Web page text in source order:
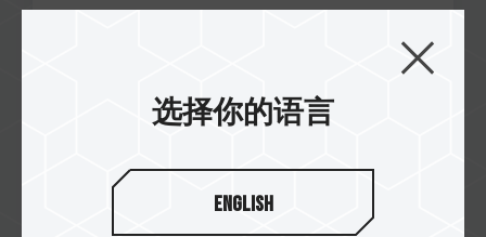
选择你的语言
English